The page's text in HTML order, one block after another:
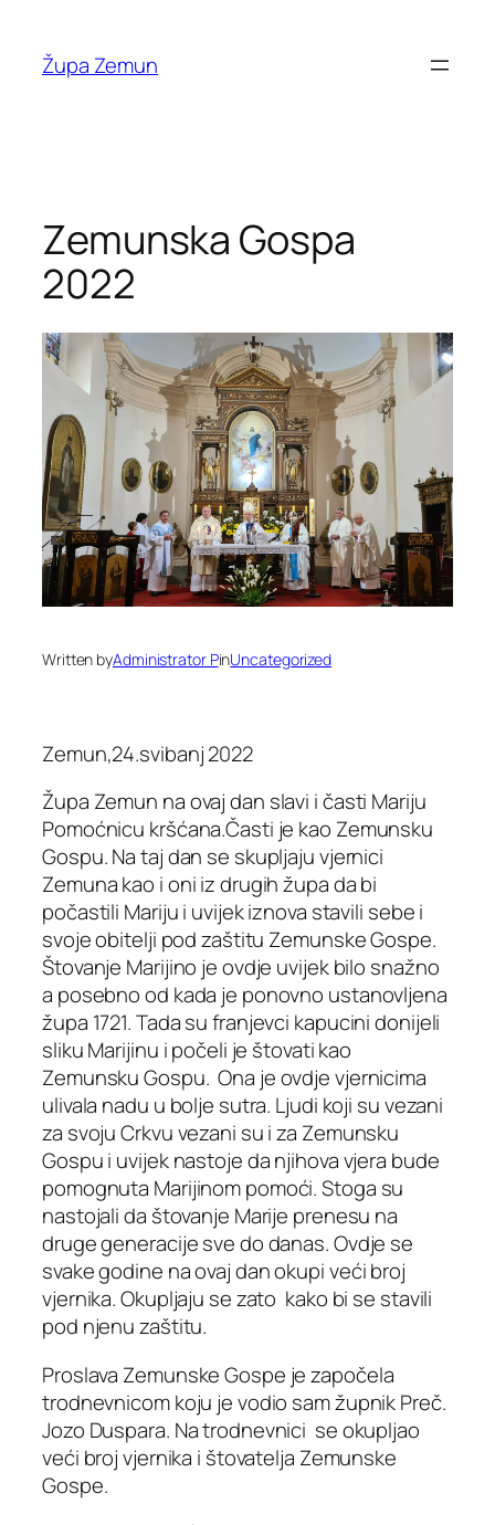
content
Župa Zemun
Zemunska Gospa
2022
Written byAdministrator PinUncategorized
Zemun,24.svibanj 2022
Župa Zemun na ovaj dan slavi i časti Mariju
Pomoćnicu kršćana.Časti je kao Zemunsku
Gospu. Na taj dan se skupljaju vjernici
Zemuna kao i oni iz drugih župa da bi
počastili Mariju i uvijek iznova stavili sebe i
svoje obitelji pod zaštitu Zemunske Gospe.
Štovanje Marijino je ovdje uvijek bilo snažno
a posebno od kada je ponovno ustanovljena
župa 1721. Tada su franjevci kapucini donijeli
sliku Marijinu i počeli je štovati kao
Zemunsku Gospu. Ona je ovdje vjernicima
ulivala nadu u bolje sutra. Ljudi koji su vezani
za svoju Crkvu vezani su i za Zemunsku
Gospu i uvijek nastoje da njihova vjera bude
pomognuta Marijinom pomoći. Stoga su
nastojali da štovanje Marije prenesu na
druge generacije sve do danas. Ovdje se
svake godine na ovaj dan okupi veći broj
vjernika. Okupljaju se zato kako bi se stavili
pod njenu zaštitu.
Proslava Zemunske Gospe je započela
trodnevnicom koju je vodio sam župnik Preč.
Jozo Duspara. Na trodnevnici se okupljao
veći broj vjernika i štovatelja Zemunske
Gospe.